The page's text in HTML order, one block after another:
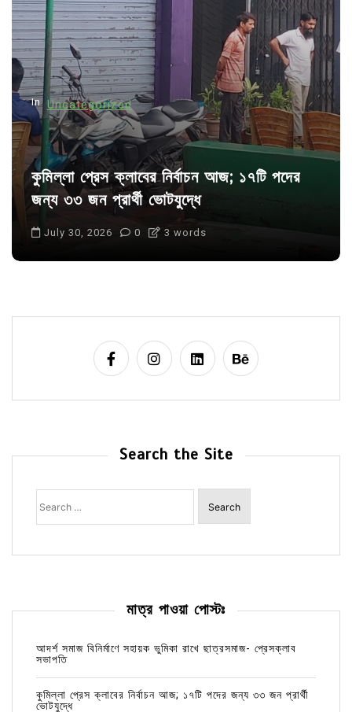
t
i
o
n
In Uncategorized
কুমিল্লা প্রেস ক্লাবের নির্বাচন আজ; ১৭টি পদের
জন্য ৩৩ জন প্রার্থী ভোটযুদ্ধে
July 30, 2026 0 3 words
Search the Site
Search
for:
মাত্র পাওয়া পোস্টঃ
আদর্শ সমাজ বিনির্মাণে সহায়ক ভুমিকা রাখে ছাত্রসমাজ- প্রেসক্লাব
সভাপতি
কুমিল্লা প্রেস ক্লাবের নির্বাচন আজ; ১৭টি পদের জন্য ৩৩ জন প্রার্থী
ভোটযুদ্ধে